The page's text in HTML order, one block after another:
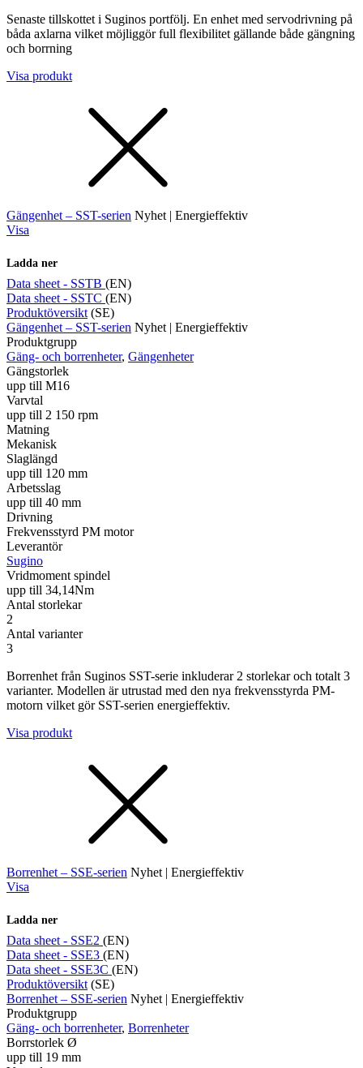
Senaste tillskottet i Suginos portfölj. En enhet med servodrivning på
båda axlarna vilket möjliggör full flexibilitet gällande både gängning
och borrning
Visa produkt
Gängenhet – SST-serien Nyhet | Energieffektiv
Visa
Ladda ner
Data sheet - SSTB (EN)
Data sheet - SSTC (EN)
Produktöversikt (SE)
Gängenhet – SST-serien Nyhet | Energieffektiv
Produktgrupp
Gäng- och borrenheter, Gängenheter
Gängstorlek
upp till M16
Varvtal
upp till 2 150 rpm
Matning
Mekanisk
Slaglängd
upp till 120 mm
Arbetsslag
upp till 40 mm
Drivning
Frekvensstyrd PM motor
Leverantör
Sugino
Vridmoment spindel
upp till 34,14Nm
Antal storlekar
2
Antal varianter
3
Borrenhet från Suginos SST-serie inkluderar 2 storlekar och totalt 3
varianter. Modellen är utrustad med den nya frekvensstyrda PM-
motorn vilket gör SST-serien energieffektiv.
Visa produkt
Borrenhet – SSE-serien Nyhet | Energieffektiv
Visa
Ladda ner
Data sheet - SSE2 (EN)
Data sheet - SSE3 (EN)
Data sheet - SSE3C (EN)
Produktöversikt (SE)
Borrenhet – SSE-serien Nyhet | Energieffektiv
Produktgrupp
Gäng- och borrenheter, Borrenheter
Borrstorlek Ø
upp till 19 mm